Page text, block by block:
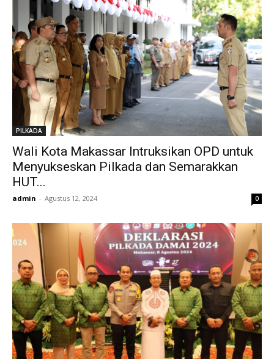
PILKADA
Wali Kota Makassar Intruksikan OPD untuk
Menyukseskan Pilkada dan Semarakkan
HUT...
admin - Agustus 12, 2024 0